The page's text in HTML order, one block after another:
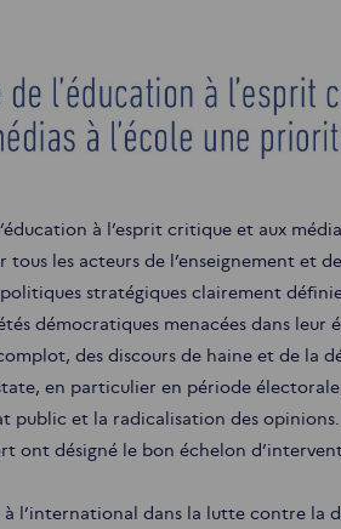
à l’esprit critique et aux
les acteurs de l’enseignement et
stratégiques clairement
démocratiques menacées dans leur
des discours de haine et de la
en particulier en période
public et la radicalisation des
ont désigné le bon échelon
l’international dans la lutte contre la